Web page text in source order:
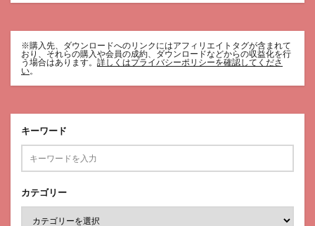
※購入先、ダウンロードへのリンクにはアフィリエイトタグが含まれて
おり、それらの購入や会員の成約、ダウンロードなどからの収益化を行
う場合はあります。 詳しくはプライバシーポリシーを確認してくださ
い。
キーワード
カテゴリー